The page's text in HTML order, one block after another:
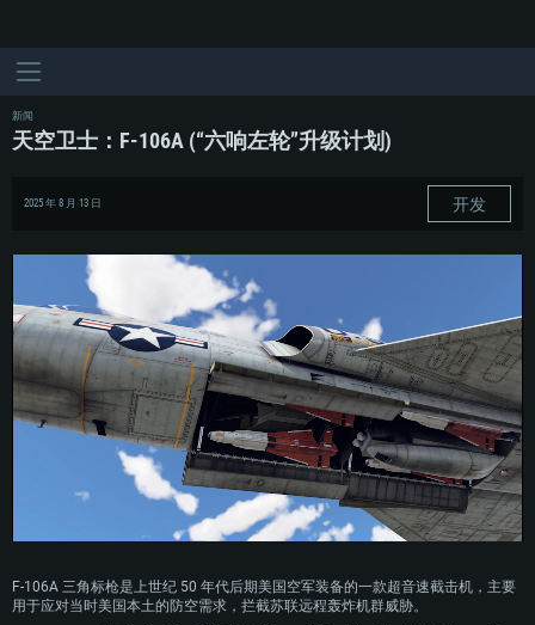
新闻
天空卫士：F-106A (“六响左轮”升级计划)
2025 年 8 月 13 日 开发
F-106A 三角标枪是上世纪 50 年代后期美国空军装备的一款超音速截击机，主要
用于应对当时美国本土的防空需求，拦截苏联远程轰炸机群威胁。